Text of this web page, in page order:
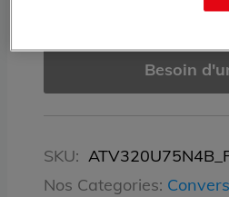
Ajouter
Besoin
SKU:
Nos Categories: